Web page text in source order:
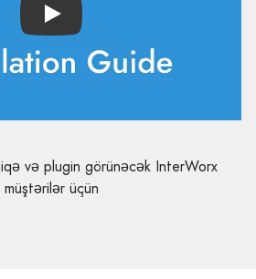
Play
və plugin görünəcək InterWorx
müştərilər üçün